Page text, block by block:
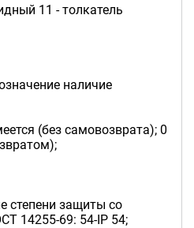
11 - толкатель
наличие
(без самовозврата); 0
степени защиты со
14255-69: 54-IP 54;